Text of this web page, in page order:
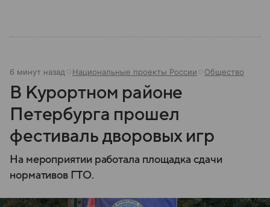
6 минут назад Национальные проекты России Общество
В Курортном районе
Петербурга прошел
фестиваль дворовых игр
На мероприятии работала площадка сдачи
нормативов ГТО.